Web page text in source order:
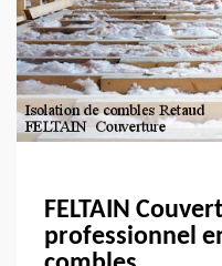
FELTAIN
professionnel